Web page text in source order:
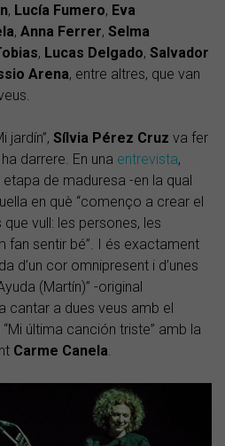
, Lucía Fumero, Eva
, Anna Ferrer, Selma
, Lucas Delgado, Salvador
Arena, entre altres, que van
jardín”, Sílvia Pérez Cruz va fer
darrere. En una entrevista,
de maduresa -en la qual
en què “començo a crear el
vull: les persones, les
fan sentir bé”. I és exactament
d’un cor omnipresent i d’unes
(Martín)” -original
cantar a dues veus amb el
última canción triste” amb la
Carme Canela